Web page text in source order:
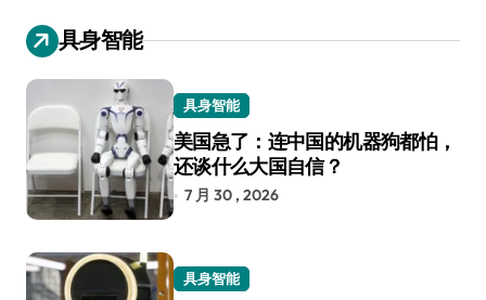
具身智能
具身智能
美国急了：连中国的机器狗都怕，
还谈什么大国自信？
7 月 30 , 2026
具身智能